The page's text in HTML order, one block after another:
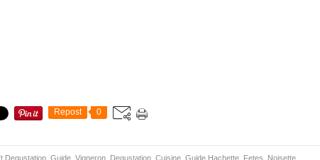
Repost 0
Degustation Guide Vigneron Degustation Cuisine Guide Hachette Fetes Noisette